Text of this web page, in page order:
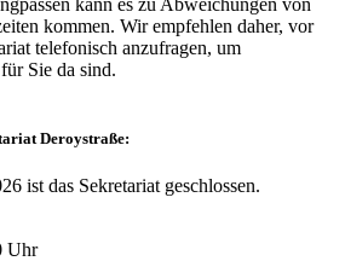
kommen. Wir empfehlen daher, vor
telefonisch anzufragen, um
Sie da sind.
Deroystraße:
ist das Sekretariat geschlossen.
Uhr